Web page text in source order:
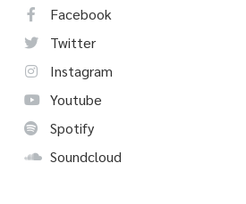
Facebook
Twitter
Instagram
Youtube
Spotify
Soundcloud